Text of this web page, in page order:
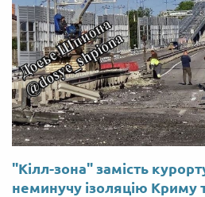
"Кілл-зона" замість
неминучу ізоляцію Криму